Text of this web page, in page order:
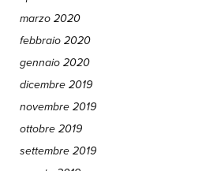
marzo 2020
febbraio 2020
gennaio 2020
dicembre 2019
novembre 2019
ottobre 2019
settembre 2019